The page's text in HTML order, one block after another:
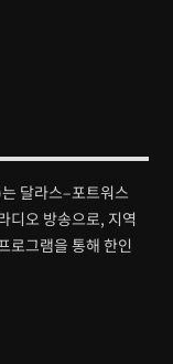
달라스–포트워스
디오 방송으로, 지역
로그램을 통해 한인